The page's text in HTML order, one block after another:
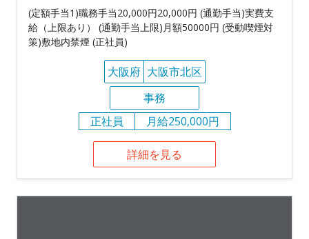
(定額手当1)職務手当20,000円20,000円 (通勤手当)実費支
給（上限あり） (通勤手当上限)月額50000円 (受動喫煙対
策)敷地内禁煙 (正社員)
大阪府 大阪市北区
事務
正社員
月給250,000円
詳細を見る